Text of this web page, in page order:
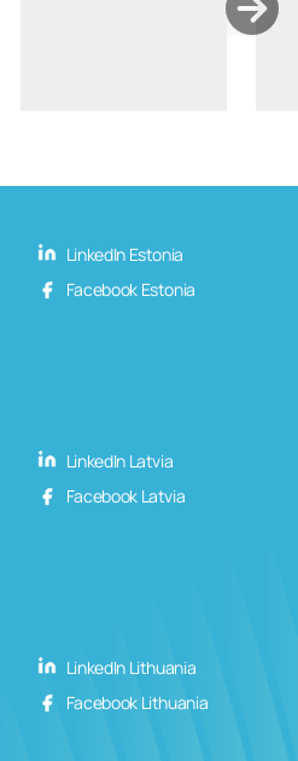
LinkedIn Estonia
Facebook Estonia
LinkedIn Latvia
Facebook Latvia
LinkedIn Lithuania
Facebook Lithuania